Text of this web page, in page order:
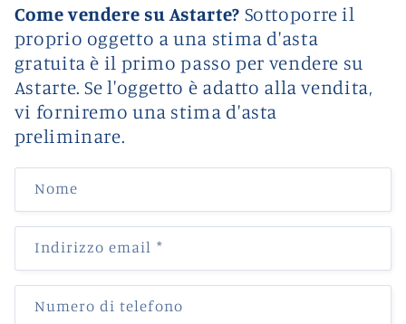
Come vendere su Astarte? Sottoporre il
proprio oggetto a una stima d'asta
gratuita è il primo passo per vendere su
Astarte. Se l'oggetto è adatto alla vendita,
vi forniremo una stima d'asta
preliminare.
Nome
Indirizzo email *
Numero di telefono